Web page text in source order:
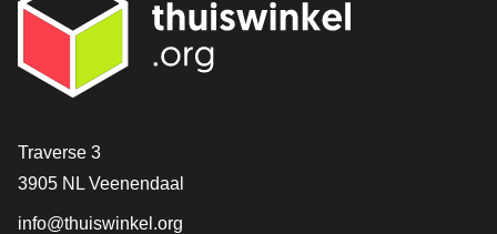
Contact
Traverse 3
3905 NL Veenendaal
info@thuiswinkel.org